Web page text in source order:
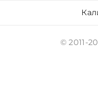
© 2011-